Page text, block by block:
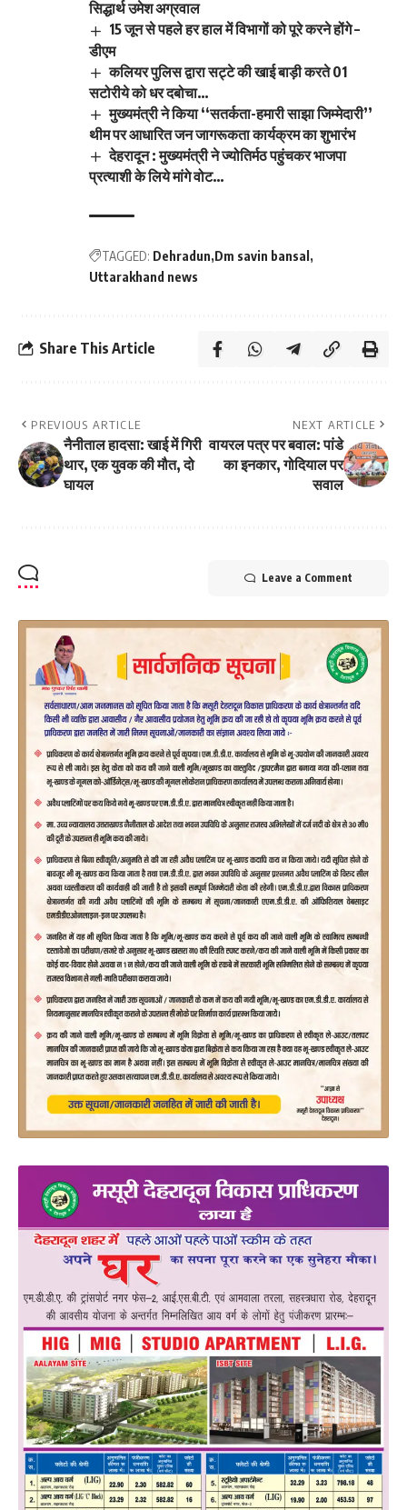
सिद्धार्थ उमेश अग्रवाल
15 जून से पहले हर हाल में विभागों को पूरे करने होंगे –
डीएम
कलियर पुलिस द्वारा सट्टे की खाई बाड़ी करते 01
सटोरीये को धर दबोचा…
मुख्यमंत्री ने किया ‘‘सतर्कता-हमारी साझा जिम्मेदारी’’
थीम पर आधारित जन जागरूकता कार्यक्रम का शुभारंभ
देहरादून : मुख्यमंत्री ने ज्योतिर्मठ पहुंचकर भाजपा
प्रत्याशी के लिये मांगे वोट…
TAGGED: Dehradun Dm savin bansal
Uttarakhand news
Share This Article
PREVIOUS ARTICLE
नैनीताल हादसा: खाई में गिरी
थार, एक युवक की मौत, दो
घायल
NEXT ARTICLE
वायरल पत्र पर बवाल: पांडे
का इनकार, गोदियाल पर
सवाल
Leave a Comment